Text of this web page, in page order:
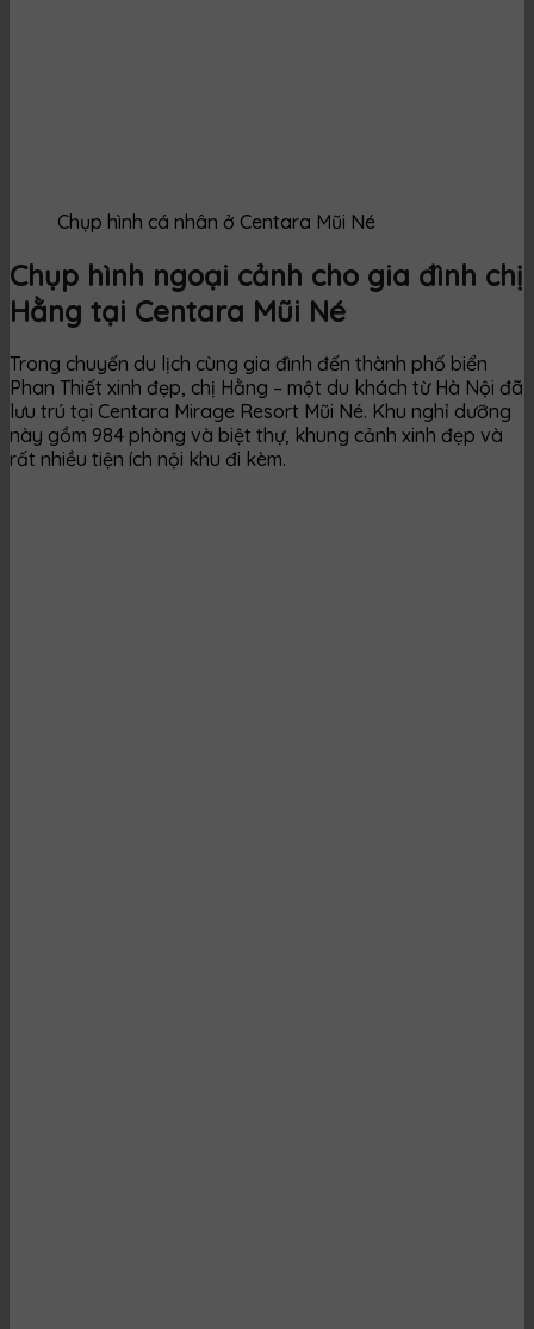
Chụp hình cá nhân ở Centara Mũi Né
Chụp hình ngoại cảnh cho gia đình chị
Hằng tại Centara Mũi Né
Trong chuyến du lịch cùng gia đình đến thành phố biển
Phan Thiết xinh đẹp, chị Hằng – một du khách từ Hà Nội đã
lưu trú tại Centara Mirage Resort Mũi Né. Khu nghỉ dưỡng
này gồm 984 phòng và biệt thự, khung cảnh xinh đẹp và
rất nhiều tiện ích nội khu đi kèm.